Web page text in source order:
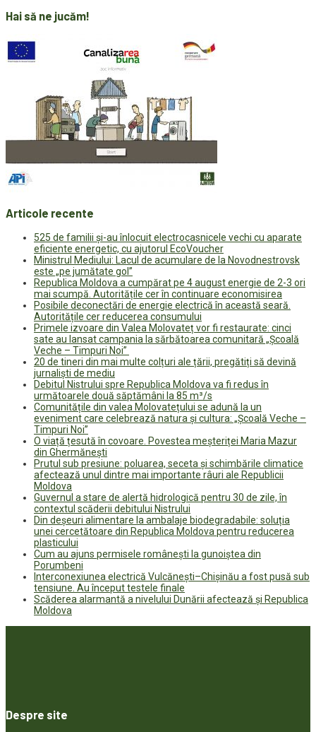
Hai să ne jucăm!
Articole recente
525 de familii și-au înlocuit electrocasnicele vechi cu aparate
eficiente energetic, cu ajutorul EcoVoucher
Ministrul Mediului: Lacul de acumulare de la Novodnestrovsk
este „pe jumătate gol”
Republica Moldova a cumpărat pe 4 august energie de 2-3 ori
mai scumpă. Autoritățile cer în continuare economisirea
Posibile deconectări de energie electrică în această seară.
Autoritățile cer reducerea consumului
Primele izvoare din Valea Molovateț vor fi restaurate: cinci
sate au lansat campania la sărbătoarea comunitară „Școală
Veche – Timpuri Noi”
20 de tineri din mai multe colțuri ale țării, pregătiți să devină
jurnaliști de mediu
Debitul Nistrului spre Republica Moldova va fi redus în
următoarele două săptămâni la 85 m³/s
Comunitățile din valea Molovatețului se adună la un
eveniment care celebrează natura și cultura: „Școală Veche –
Timpuri Noi”
O viață țesută în covoare. Povestea meșteriței Maria Mazur
din Ghermănești
Prutul sub presiune: poluarea, seceta și schimbările climatice
afectează unul dintre mai importante râuri ale Republicii
Moldova
Guvernul a stare de alertă hidrologică pentru 30 de zile, în
contextul scăderii debitului Nistrului
Din deșeuri alimentare la ambalaje biodegradabile: soluția
unei cercetătoare din Republica Moldova pentru reducerea
plasticului
Cum au ajuns permisele românești la gunoiștea din
Porumbeni
Interconexiunea electrică Vulcănești–Chișinău a fost pusă sub
tensiune. Au început testele finale
Scăderea alarmantă a nivelului Dunării afectează și Republica
Moldova
Despre site